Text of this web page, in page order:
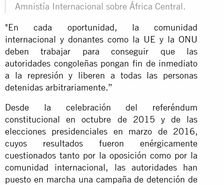
Amnistía Internacional sobre África Central.
"En cada oportunidad, la comunidad
internacional y donantes como la UE y la ONU
deben trabajar para conseguir que las
autoridades congoleñas pongan fin de inmediato
a la represión y liberen a todas las personas
detenidas arbitrariamente.”
Desde la celebración del referéndum
constitucional en octubre de 2015 y de las
elecciones presidenciales en marzo de 2016,
cuyos resultados fueron enérgicamente
cuestionados tanto por la oposición como por la
comunidad internacional, las autoridades han
puesto en marcha una campaña de detención de